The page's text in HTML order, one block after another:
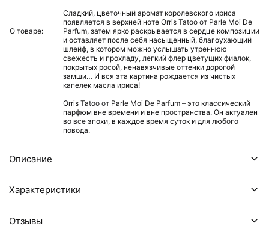
О товаре:
Сладкий, цветочный аромат королевского ириса
появляется в верхней ноте Orris Tatoo от Parle Moi De
Parfum, затем ярко раскрывается в сердце композиции
и оставляет после себя насыщенный, благоухающий
шлейф, в котором можно услышать утреннюю
свежесть и прохладу, легкий флер цветущих фиалок,
покрытых росой, ненавязчивые оттенки дорогой
замши… И вся эта картина рождается из чистых
капелек масла ириса!
Orris Tatoo от Parle Moi De Parfum – это классический
парфюм вне времени и вне пространства. Он актуален
во все эпохи, в каждое время суток и для любого
повода.
Описание
Характеристики
Отзывы